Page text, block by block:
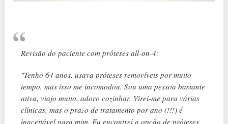
Revisão do paciente com próteses all-on-4:
"Tenho 64 anos, usava próteses removíveis por muito
tempo, mas isso me incomodou. Sou uma pessoa bastante
ativa, viajo muito, adoro cozinhar. Virei-me para várias
clínicas, mas o prazo de tratamento por ano (!!!) é
inaceitável para mim. Eu encontrei a opção de próteses